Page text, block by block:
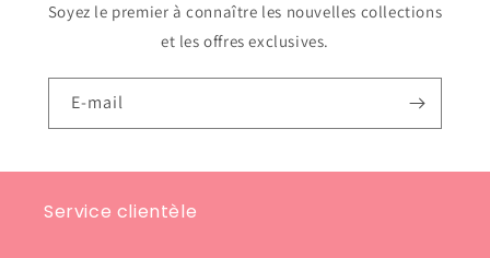
Soyez le premier à connaître les nouvelles collections
et les offres exclusives.
E-mail
Service clientèle